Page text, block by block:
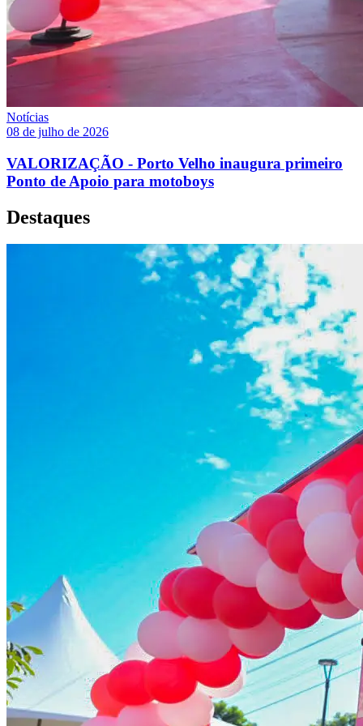
Notícias
08 de julho de 2026
VALORIZAÇÃO - Porto Velho inaugura primeiro
Ponto de Apoio para motoboys
Destaques